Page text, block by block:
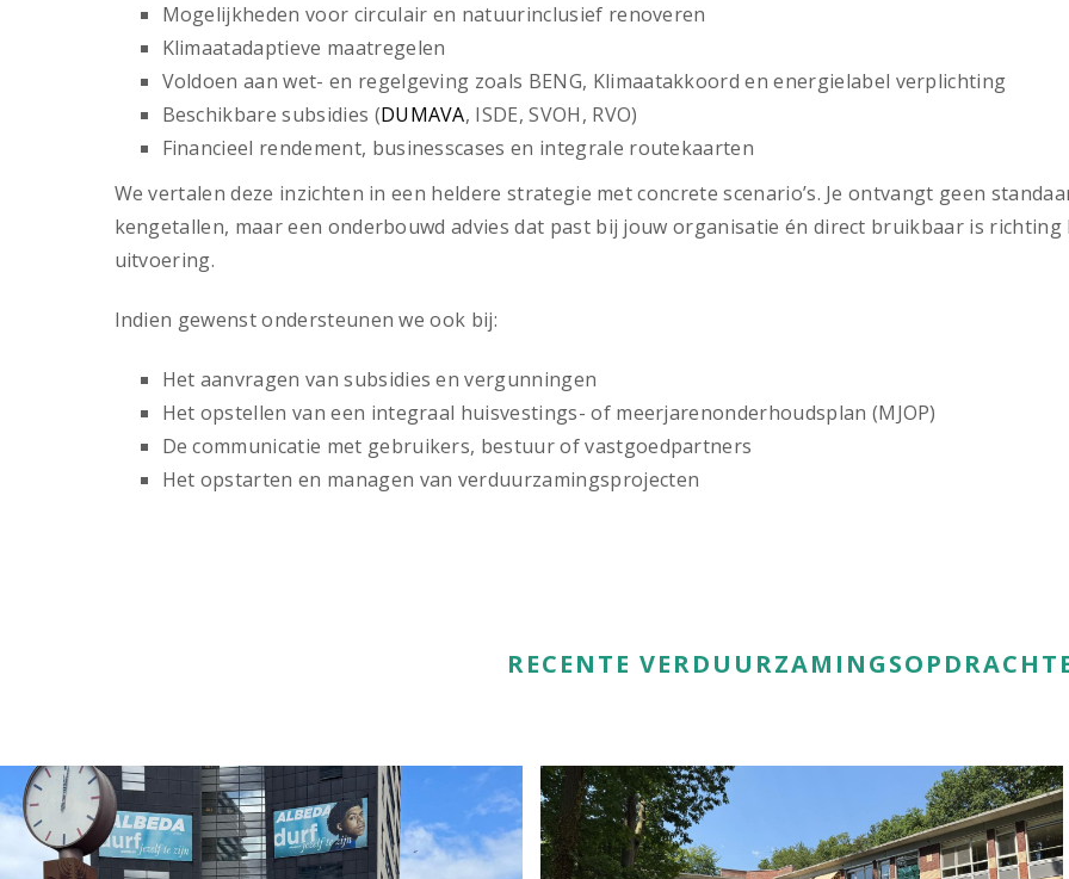
Mogelijkheden voor circulair en natuurinclusief renoveren
Klimaatadaptieve maatregelen
Voldoen aan wet- en regelgeving zoals BENG, Klimaatakkoord en energielabel verplichting
Beschikbare subsidies (DUMAVA, ISDE, SVOH, RVO)
Financieel rendement, businesscases en integrale routekaarten
We vertalen deze inzichten in een heldere strategie met concrete scenario’s. Je ontvangt geen
kengetallen, maar een onderbouwd advies dat past bij jouw organisatie én direct bruikbaar is
uitvoering.
Indien gewenst ondersteunen we ook bij:
Het aanvragen van subsidies en vergunningen
Het opstellen van een integraal huisvestings- of meerjarenonderhoudsplan (MJOP)
De communicatie met gebruikers, bestuur of vastgoedpartners
Het opstarten en managen van verduurzamingsprojecten
RECENTE